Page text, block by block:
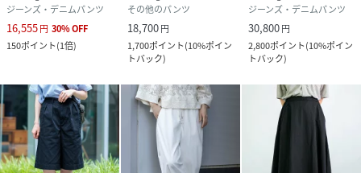
ジーンズ・デニムパンツ
16,555円 30%OFF
150ポイント(1倍)
その他のパンツ
18,700円
1,700ポイント(10%ポイン
トバック)
ジーンズ・デニムパンツ
30,800円
2,800ポイント(10%ポイン
トバック)